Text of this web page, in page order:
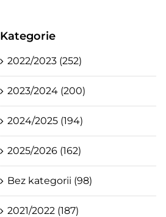
Kategorie
2022/2023 (252)
2023/2024 (200)
2024/2025 (194)
2025/2026 (162)
Bez kategorii (98)
2021/2022 (187)